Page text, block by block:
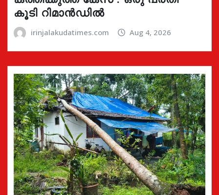
കൂടി റിമാൻഡിൽ
irinjalakudatimes.com Aug 4, 2026